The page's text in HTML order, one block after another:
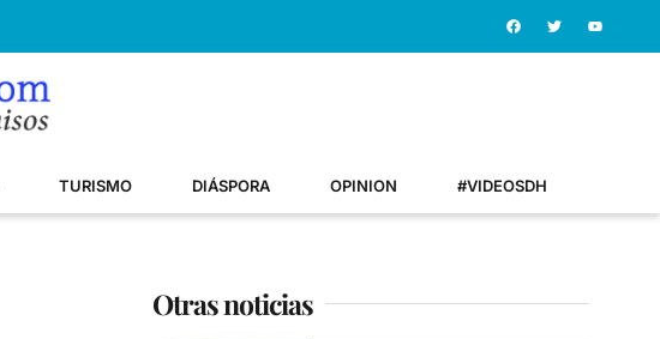
TURISMO DIÁSPORA OPINION #VIDEOSDH
Otras noticias